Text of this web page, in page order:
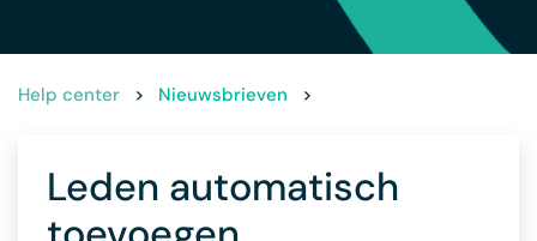
Help center > Nieuwsbrieven >
Leden automatisch